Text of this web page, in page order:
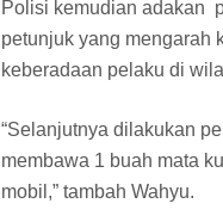
Polisi kemudian adakan
petunjuk yang mengarah
keberadaan pelaku di
“Selanjutnya dilakukan
membawa 1 buah mata
mobil,” tambah Wahyu.